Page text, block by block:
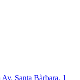
Av. Santa Bàrbara, 1